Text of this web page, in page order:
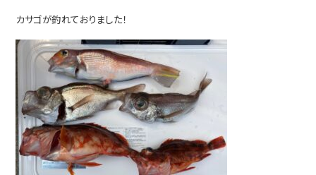
カサゴが釣れておりました！